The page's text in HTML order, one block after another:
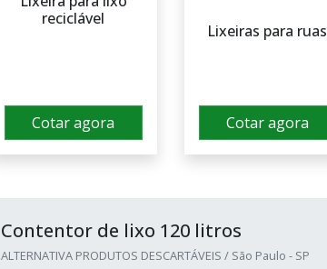
reciclável
Cotar agora
Lixeiras para ruas
Cotar agora
Contentor de lixo 120 litros
ALTERNATIVA PRODUTOS DESCARTÁVEIS / São Paulo - SP